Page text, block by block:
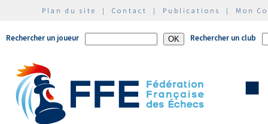
Plan du site | Contact | Publications | Mon
Rechercher un joueur Rechercher un club